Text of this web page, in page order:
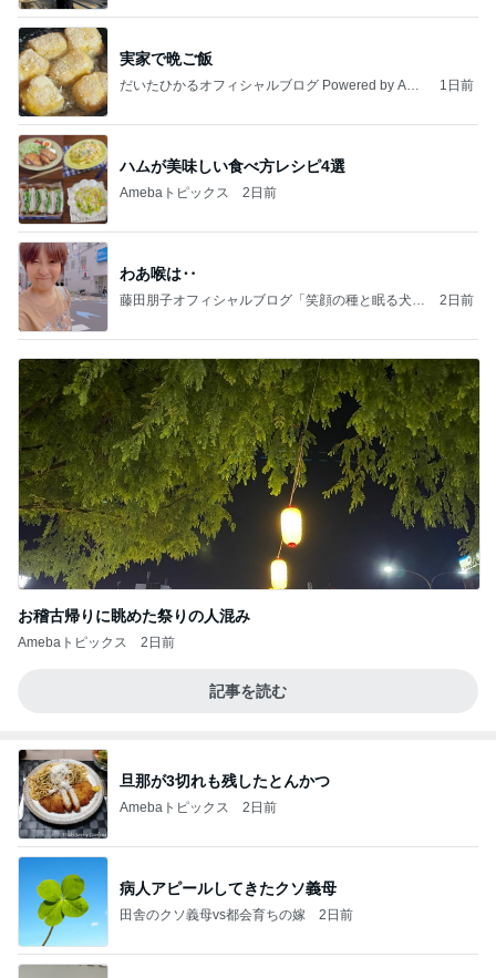
実家で晩ご飯
だいたひかるオフィシャルブログ Powered by Ame
1日前
ハムが美味しい食べ方レシピ4選
Amebaトピックス 2日前
わあ喉は‥
藤田朋子オフィシャルブログ「笑顔の種と眠る犬」
2日前
お稽古帰りに眺めた祭りの人混み
Amebaトピックス 2日前
記事を読む
旦那が3切れも残したとんかつ
Amebaトピックス 2日前
病人アピールしてきたクソ義母
田舎のクソ義母vs都会育ちの嫁 2日前